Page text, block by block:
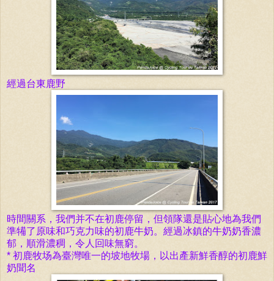
經過台東鹿野
時間關系，我們并不在初鹿停留，但領隊還是貼心地為我們
準犕了 原味和巧克力味的初鹿牛奶。經過冰鎮的牛奶奶香濃
郁，順滑濃稠，令人回味無窮。
* 初鹿牧场為臺灣唯一的坡地牧場，以出產新鮮香醇的初鹿鮮
奶聞名